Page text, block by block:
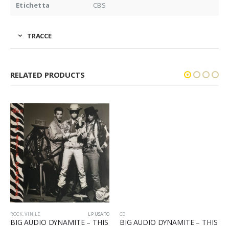
Etichetta CBS
TRACCE
RELATED PRODUCTS
LP USATO
ROCK,VINILE
BIG AUDIO DYNAMITE – THIS
CD
BIG AUDIO DYNAMITE – THIS